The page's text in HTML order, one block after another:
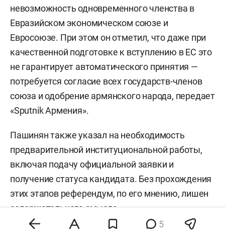
невозможность одновременного членства в
Евразийском экономическом союзе и
Евросоюзе. При этом он отметил, что даже при
качественной подготовке к вступлению в ЕС это
не гарантирует автоматического принятия —
потребуется согласие всех государств-членов
союза и одобрение армянского народа, передает
«Sputnik Армения».
Пашинян также указал на необходимость
предварительной институциональной работы,
включая подачу официальной заявки и
получение статуса кандидата. Без прохождения
этих этапов референдум, по его мнению, лишен
содержательного смысла.
Напомним, отношения России и Армении в
5